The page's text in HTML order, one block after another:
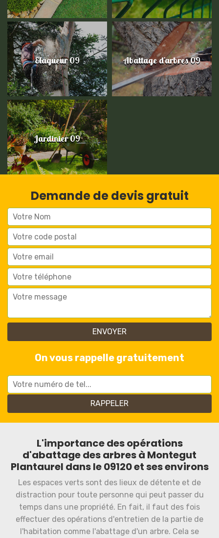
Elagueur 09 Abattage d'arbres 09
Jardinier 09
Demande de devis gratuit
On vous rappelle gratuitement
L'importance des opérations
d'abattage des arbres à Montegut
Plantaurel dans le 09120 et ses environs
Les espaces verts sont des lieux de détente et de
distraction pour toute personne qui peut passer du
temps dans une propriété. En fait, il faut des fois
effectuer des opérations d'entretien de la partie de
l'habitation comme l'abattage d'un arbre. Cela se